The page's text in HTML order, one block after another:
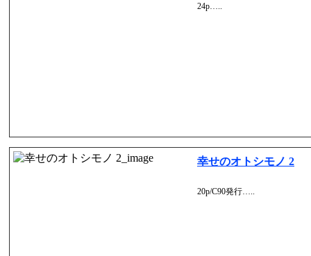
24p…..
幸せのオトシモノ 2
20p/C90発行…..